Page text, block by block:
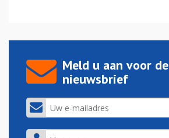
Meld u aan voor de
nieuwsbrief